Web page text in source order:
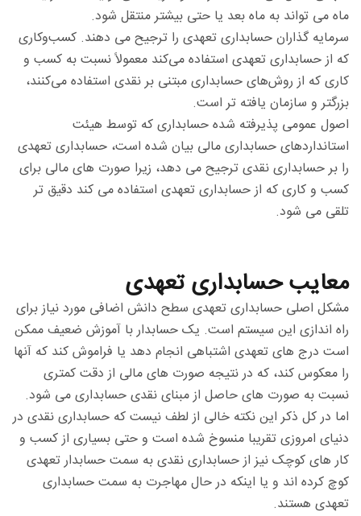
ماه می تواند به ماه بعد یا حتی بیشتر منتقل شود.
سرمایه گذاران حسابداری تعهدی را ترجیح می دهند. کسب‌وکاری
که از حسابداری تعهدی استفاده می‌کند معمولاً نسبت به کسب‌ و
کاری که از روش‌های حسابداری مبتنی بر نقدی استفاده می‌کنند،
بزرگتر و سازمان یافته تر است.
اصول عمومی پذیرفته شده حسابداری که توسط هیئت
استانداردهای حسابداری مالی بیان شده است، حسابداری تعهدی
را بر حسابداری نقدی ترجیح می دهد، زیرا صورت های مالی برای
کسب و کاری که از حسابداری تعهدی استفاده می کند دقیق تر
تلقی می شود.
معایب حسابداری تعهدی
مشکل اصلی حسابداری تعهدی سطح دانش اضافی مورد نیاز برای
راه اندازی این سیستم است. یک حسابدار با آموزش ضعیف ممکن
است درج های تعهدی اشتباهی انجام دهد یا فراموش کند که آنها
را معکوس کند، که در نتیجه صورت های مالی از دقت کمتری
نسبت به صورت های حاصل از مبنای نقدی حسابداری می شود.
اما در کل ذکر این نکته خالی از لطف نیست که حسابداری نقدی در
دنیای امروزی تقریبا منسوخ شده است و حتی بسیاری از کسب و
کار های کوچک نیز از حسابداری نقدی به سمت حسابدار تعهدی
کوچ کرده اند و یا اینکه در حال مهاجرت به سمت حسابداری
تعهدی هستند.